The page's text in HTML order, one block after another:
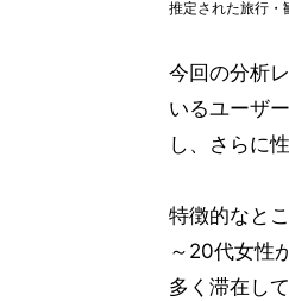
推定された旅行・
今回の分析
いるユーザ
し、さらに
特徴的なと
～20代女性
多く滞在し